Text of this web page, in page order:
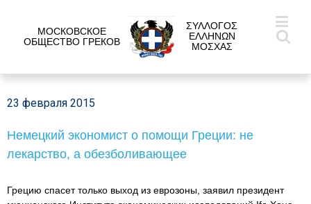
МОСКОВСКОЕ
ОБЩЕСТВО ГРЕКОВ
ΣΥΛΛΟΓΟΣ
ΕΛΛΗΝΩΝ
ΜΟΣΧΑΣ
23 февраля 2015
Немецкий экономист о помощи Греции: не
лекарство, а обезболивающее
Грецию спасет только выход из еврозоны, заявил президент